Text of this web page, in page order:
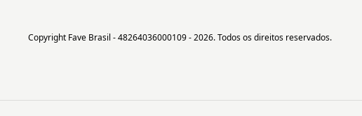
Copyright Fave Brasil - 48264036000109 - 2026. Todos os direitos reservados.